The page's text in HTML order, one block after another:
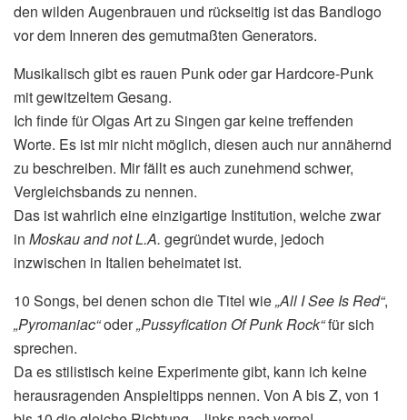
den wilden Augenbrauen und rückseitig ist das Bandlogo
vor dem Inneren des gemutmaßten Generators.
Musikalisch gibt es rauen Punk oder gar Hardcore-Punk
mit gewitzeltem Gesang.
Ich finde für Olgas Art zu Singen gar keine treffenden
Worte. Es ist mir nicht möglich, diesen auch nur annähernd
zu beschreiben. Mir fällt es auch zunehmend schwer,
Vergleichsbands zu nennen.
Das ist wahrlich eine einzigartige Institution, welche zwar
in Moskau and not L.A. gegründet wurde, jedoch
inzwischen in Italien beheimatet ist.
10 Songs, bei denen schon die Titel wie„All I See Is Red“,
„Pyromaniac“oder„Pussyfication Of Punk Rock“für sich
sprechen.
Da es stilistisch keine Experimente gibt, kann ich keine
herausragenden Anspieltipps nennen. Von A bis Z, von 1